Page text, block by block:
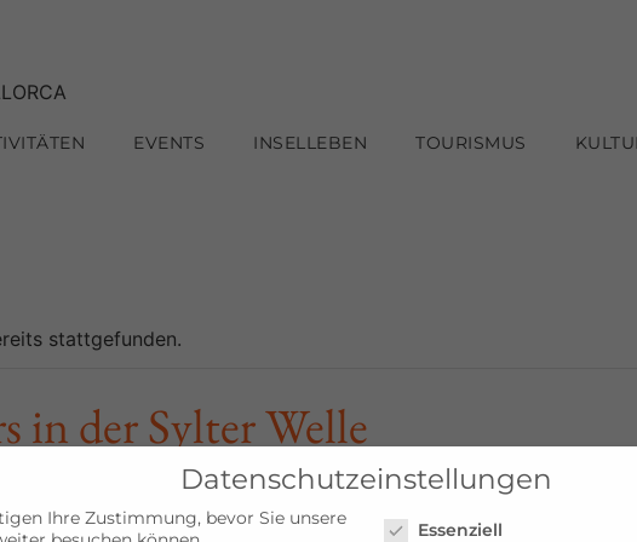
EVENTS INSELLEBEN TOURISMUS
stattgefunden.
in der Sylter Welle
Datenschutzeinstellungen
Ihre Zustimmung, bevor Sie unsere
Essenziell